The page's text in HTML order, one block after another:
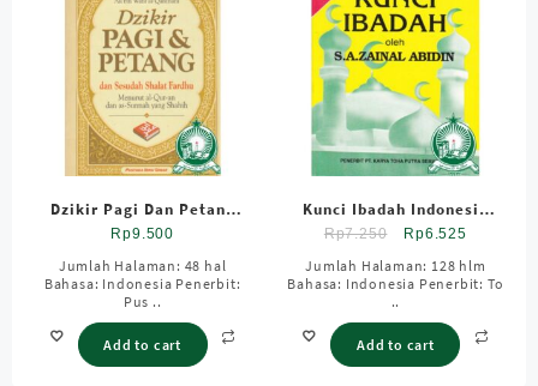
Dzikir Pagi Dan Petang
HVS ; SC; Kecil
Rp9.500
Jumlah Halaman: 48 hal
Bahasa: Indonesia Penerbit:
Pus ..
Add to cart
Kunci Ibadah Indonesia
HVS ; SC ; Standar
Rp7.250
Original
price
was:
Rp6.525Current
price
is:
Jumlah Halaman: 128 hlm
Bahasa: Indonesia Penerbit: To
..
Add to cart